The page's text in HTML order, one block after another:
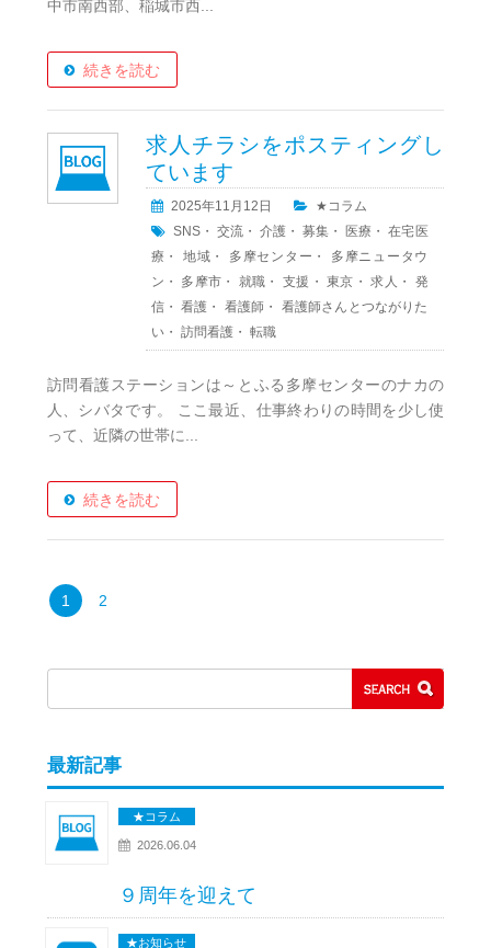
中市南西部、稲城市西...
続きを読む
求人チラシをポスティングし
ています
2025年11月12日
★コラム
SNS・ 交流・ 介護・募集 ・ 医療 ・在宅医
療 ・ 地域 ・ 多摩センター ・ 多摩ニュータウ
ン ・ 多摩市 ・ 就職 ・支援 ・東京 ・求人 ・ 発
信・看護 ・ 看護師 ・ 看護師さんとつながりた
い・ 訪問看護・ 転職
訪問看護ステーションは～とふる多摩センターのナカの
人、シバタです。 ここ最近、仕事終わりの時間を少し使
って、近隣の世帯に...
続きを読む
1 2
最新記事
★コラム
2026.06.04
９周年を迎えて
★お知らせ